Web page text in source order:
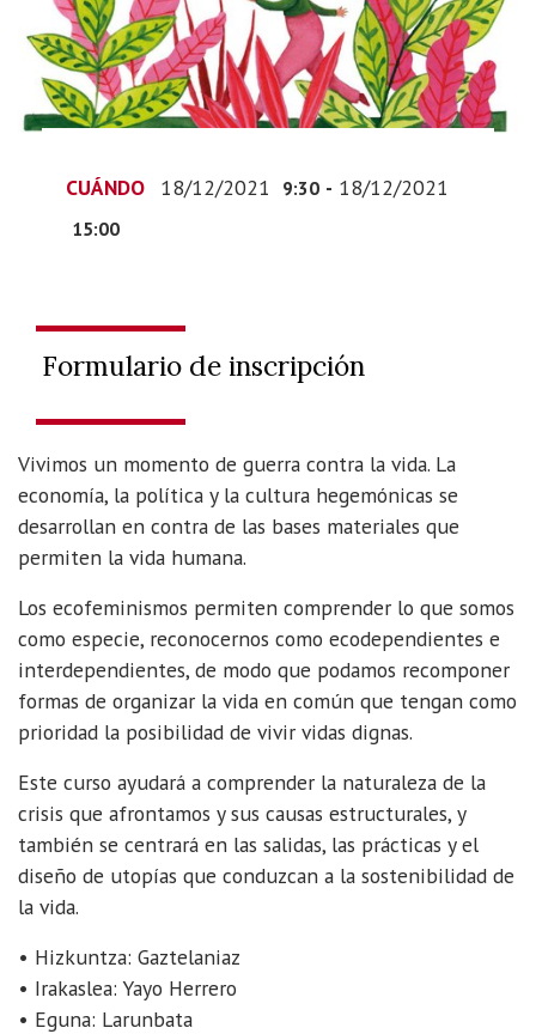
personas
Miradas
ecofeministas:
hacer
entre
personas
12-
18T10:30:00+01:00
2021-
12-
18T16:00:00+01:00
CUÁNDO 18/12/2021 9:30 - 18/12/2021
15:00
Formulario de inscripción
Vivimos un momento de guerra contra la vida. La
economía, la política y la cultura hegemónicas se
desarrollan en contra de las bases materiales que
permiten la vida humana.
Los ecofeminismos permiten comprender lo que somos
como especie, reconocernos como ecodependientes e
interdependientes, de modo que podamos recomponer
formas de organizar la vida en común que tengan como
prioridad la posibilidad de vivir vidas dignas.
Este curso ayudará a comprender la naturaleza de la
crisis que afrontamos y sus causas estructurales, y
también se centrará en las salidas, las prácticas y el
diseño de utopías que conduzcan a la sostenibilidad de
la vida.
• Hizkuntza: Gaztelaniaz
• Irakaslea: Yayo Herrero
• Eguna: Larunbata